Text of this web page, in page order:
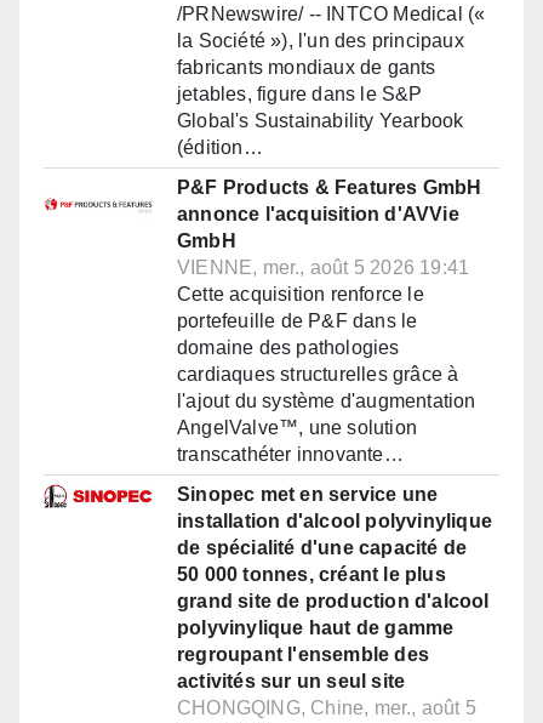
/PRNewswire/ -- INTCO Medical («
la Société »), l'un des principaux
fabricants mondiaux de gants
jetables, figure dans le S&P
Global's Sustainability Yearbook
(édition…
P&F Products & Features GmbH
annonce l'acquisition d'AVVie
GmbH
VIENNE, mer., août 5 2026 19:41
Cette acquisition renforce le
portefeuille de P&F dans le
domaine des pathologies
cardiaques structurelles grâce à
l'ajout du système d'augmentation
AngelValve™, une solution
transcathéter innovante…
Sinopec met en service une
installation d'alcool polyvinylique
de spécialité d'une capacité de
50 000 tonnes, créant le plus
grand site de production d'alcool
polyvinylique haut de gamme
regroupant l'ensemble des
activités sur un seul site
CHONGQING, Chine, mer., août 5